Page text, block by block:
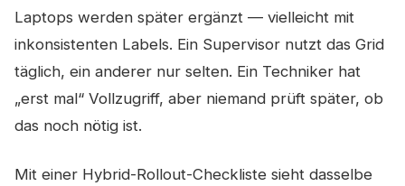
Laptops werden später ergänzt — vielleicht mit
inkonsistenten Labels. Ein Supervisor nutzt das Grid
täglich, ein anderer nur selten. Ein Techniker hat
„erst mal“ Vollzugriff, aber niemand prüft später, ob
das noch nötig ist.
Mit einer Hybrid-Rollout-Checkliste sieht dasselbe